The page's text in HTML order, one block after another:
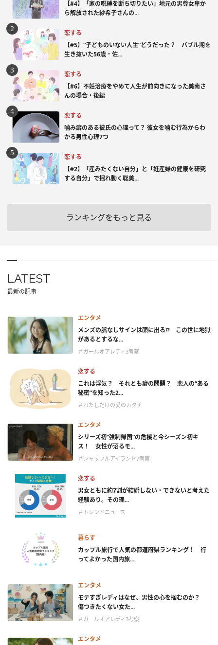
【#4】「家の呪縛を断ち切りたい」地元の男尊女卑か
ら解放された紗希子さんの...
恋する
【#5】“子どものいない人生”どうだった？ バブル期を
生き抜いた56歳・佐...
恋する
【#6】不妊治療をやめて人生が前向きになった美南さ
んの場合・後編
恋する
噛み癖のある彼氏の心理って？ 彼女を噛む行為からわ
かる男性心理7つ
恋する
【#2】「産みたくない自分」と「妊産婦の健康を研究
する自分」で揺れ動く聡美...
ランキングをもっと見る
LATEST
最新の記事
エンタメ
メンズの脈なしサインは顔に出る!? この世に地獄
があるとするな...
＃ガールオアレディ3考察
恋する
これは浮気？ それとも癖の問題？ 恋人の“ある
秘密”を知った2...
＃わたしだけの愛のカタチ
エンタメ
シリーズ初“強制帰国”の危機と今シーズン初キ
ス！ 女性が沼るモ...
＃シャッフルアイランド7考察
恋する
男女ともに約7割が結婚しない・できないと考えた
経験あり。その理...
＃トレンドニュース
暮らす
カップル旅行で人気の都道府県ランキング！ 行
ってよかった国内旅...
エンタメ
モテすぎレディはなぜ、男性の心を掴むのか？
傷つきたくない女た...
＃ガールオアレディ3考察
エンタメ